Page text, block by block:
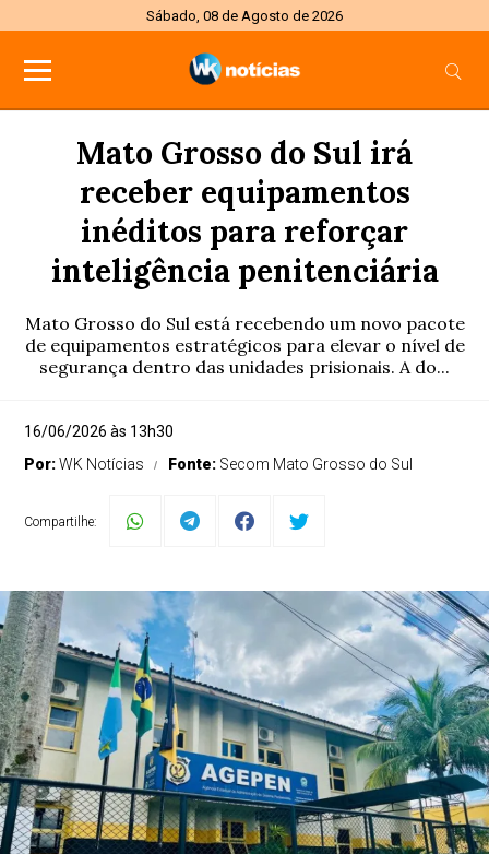
Sábado, 08 de Agosto de 2026
Mato Grosso do Sul irá
receber equipamentos
inéditos para reforçar
inteligência penitenciária
Mato Grosso do Sul está recebendo um novo pacote
de equipamentos estratégicos para elevar o nível de
segurança dentro das unidades prisionais. A do...
16/06/2026 às 13h30
Por:WK Notícias Fonte: Secom Mato Grosso do Sul
Compartilhe: